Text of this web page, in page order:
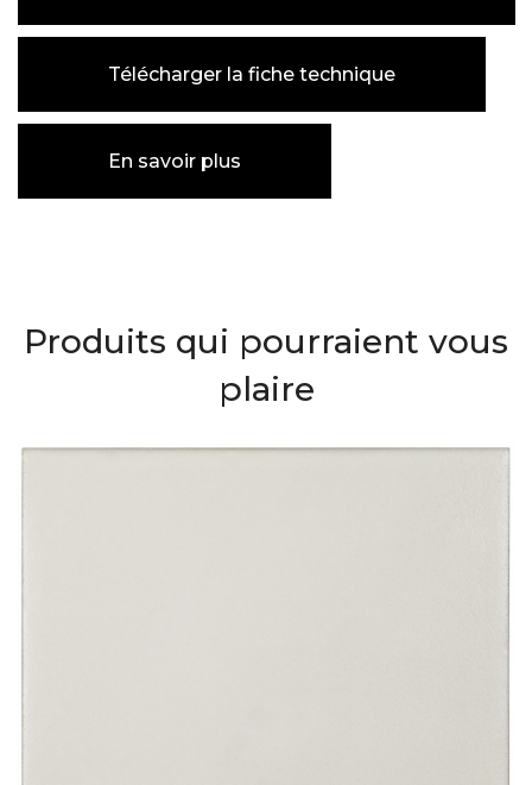
Télécharger la fiche technique
En savoir plus
Produits qui pourraient vous
plaire